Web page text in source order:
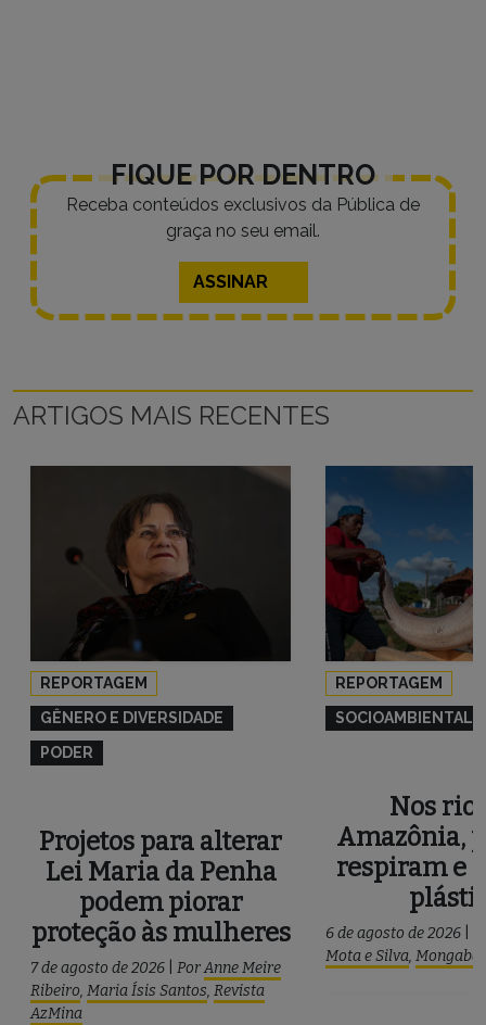
FIQUE POR DENTRO
Receba conteúdos exclusivos da Pública de
graça no seu email.
ASSINAR
ARTIGOS MAIS RECENTES
REPORTAGEM
GÊNERO E DIVERSIDADE
PODER
Projetos para alterar
Lei Maria da Penha
podem piorar
proteção às mulheres
7 de agosto de 2026 PorAnne Meire
Ribeiro, Maria Ísis Santos, Revista
AzMina
REPORTAGEM
SOCIOAMBIENTAL
Nos
Amazônia,
respiram e
6 de agosto de 2026
Mota e Silva,